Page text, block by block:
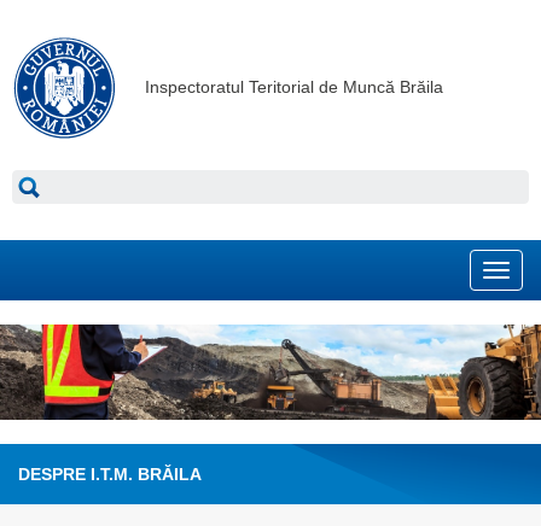
Inspectoratul Teritorial de Muncă Brăila
DESPRE I.T.M. BRĂILA